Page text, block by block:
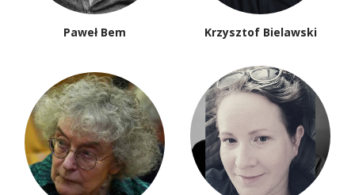
Paweł Bem Krzysztof Bielawski